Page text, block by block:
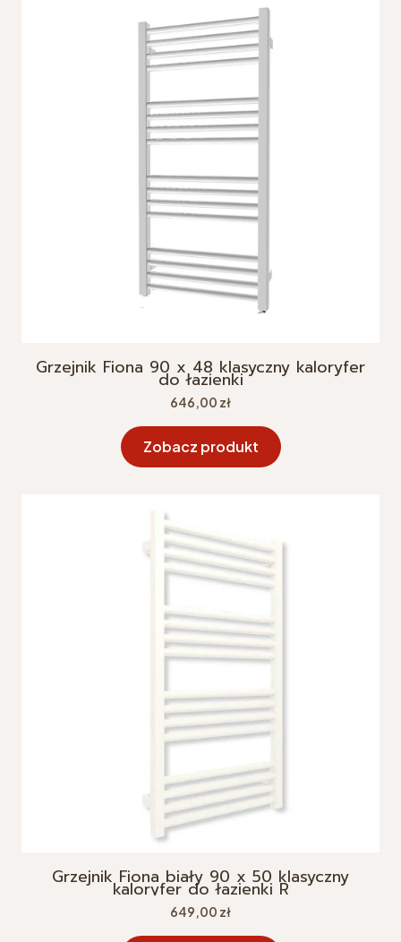
Grzejnik Fiona 90 x 48 klasyczny kaloryfer
do łazienki
Cena
646,00 zł
Zobacz produkt
Grzejnik Fiona biały 90 x 50 klasyczny
kaloryfer do łazienki R
Cena
649,00 zł